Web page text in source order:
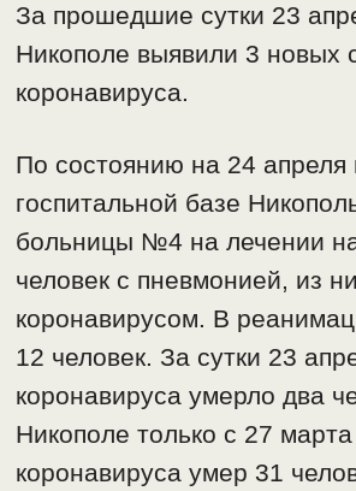
За прошедшие сутки 23
Никополе выявили 3 новых
коронавируса.
По состоянию на 24 апреля
госпитальной базе
больницы №4 на лечении
человек с пневмонией, из
коронавирусом. В
12 человек. За сутки 23
коронавируса умерло два
Никополе только с 27
коронавируса умер 31